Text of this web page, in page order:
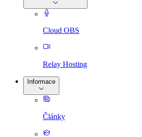
Cloud OBS
Relay Hosting
Informace
Články